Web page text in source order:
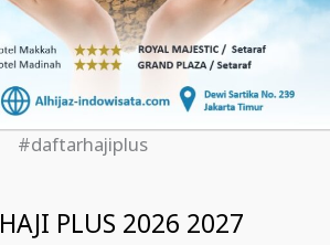
#daftarhajiplus
PLUS 2026 2027